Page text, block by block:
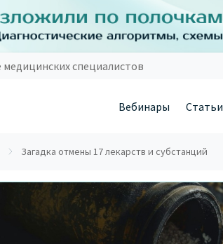
специалистов
Вебинары Статьи
Загадка отмены 17 лекарств и субстанций